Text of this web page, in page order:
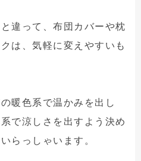
違って、布団カバーや枕
は、気軽に変えやすいも
暖色系で温かみを出し
で涼しさを出すよう決め
らっしゃいます。